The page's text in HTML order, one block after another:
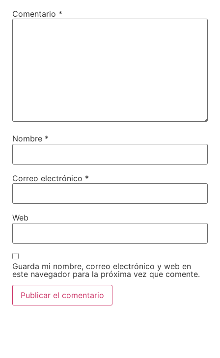
Comentario *
Nombre *
Correo electrónico *
Web
Guarda mi nombre, correo electrónico y web en
este navegador para la próxima vez que comente.